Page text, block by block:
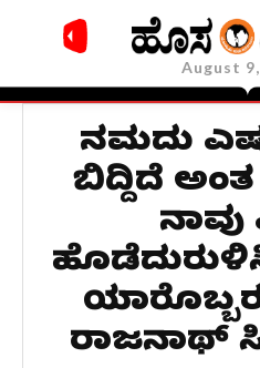
August
ನಮ್ಮದು
ಬಿದ್ದಿದೆ ಅಂತ
ನಾವು
ರಾಜನಾಥ್‌